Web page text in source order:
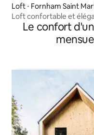
Loft ⋅ Fornham Saint
Loft confortable et
accès à la ville
Le confort